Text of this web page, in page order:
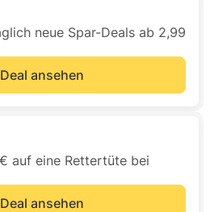
neue Spar-Deals ab 2,99
Deal ansehen
auf eine Rettertüte bei
Deal ansehen